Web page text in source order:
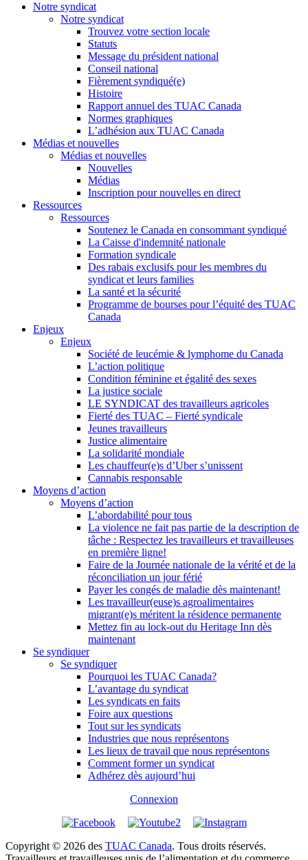
Notre syndicat
Notre syndicat
Trouvez votre section locale
Statuts
Message du président national
Conseil national
Fièrement syndiqué(e)
Histoire
Rapport annuel des TUAC Canada
Normes graphiques
L’adhésion aux TUAC Canada
Médias et nouvelles
Médias et nouvelles
Nouvelles
Médias
Inscription pour nouvelles en direct
Ressources
Ressources
Soutenez le Canada en consommant syndiqué
La Caisse d'indemnité nationale
Formation syndicale
Des rabais exclusifs pour les membres du
syndicat et leurs families
La santé et la sécurité
Programme de bourses pour l’équité des TUAC
Canada
Enjeux
Enjeux
Société de leucémie & lymphome du Canada
L’action politique
Condition féminine et égalité des sexes
La justice sociale
LE SYNDICAT des travailleurs agricoles
Fierté des TUAC – Fierté syndicale
Jeunes travailleurs
Justice alimentaire
La solidarité mondiale
Les chauffeur(e)s d’Uber s’unissent
Cannabis responsable
Moyens d’action
Moyens d’action
L’abordabilité pour tous
La violence ne fait pas partie de la description de
tâche : Respectez les travailleurs et travailleuses
en première ligne!
Faire de la Journée nationale de la vérité et de la
réconciliation un jour férié
Payer les congés de maladie dès maintenant!
Les travailleur(euse)s agroalimentaires
migrant(e)s méritent la résidence permanente
Mettez fin au lock-out du Heritage Inn dès
maintenant
Se syndiquer
Se syndiquer
Pourquoi les TUAC Canada?
L’avantage du syndicat
Les syndicats en faits
Foire aux questions
Tout sur les syndicats
Industries que nous représentons
Les lieux de travail que nous représentons
Comment former un syndicat
Adhérez dès aujourd’hui
Connexion
Copyright © 2026 des TUAC Canada. Tous droits réservés.